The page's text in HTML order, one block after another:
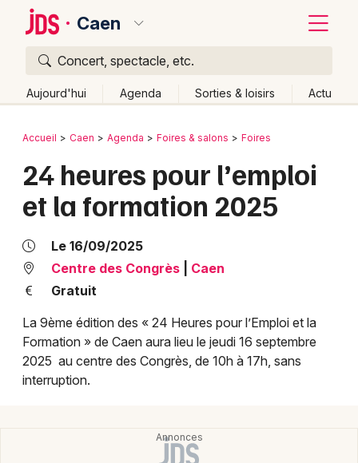
Caen
Concert, spectacle, etc.
Aujourd'hui Agenda Sorties & loisirs Actu
Publier un événement
Grands événements
Activité & Expérience
Manifestations
Foires & salons
Spectacles
Bordeaux
Colmar
Lyon
Marseille
Mulhouse
Montpellier
Retour
Accueil Caen Agenda Foires & salons Foires
24 heures pour l’emploi
et la formation 2025
Le 16/09/2025
Centre des Congrès
Caen
Gratuit
La 9ème édition des « 24 Heures pour l’Emploi et la
Formation » de Caen aura lieu le jeudi 16 septembre
2025 au centre des Congrès, de 10h à 17h, sans
interruption.
Quoi ?
Où ?
Partout
Près de moi Changer de lieu
Quand ?
Effacer les dates
Aujourd'hui
Demain